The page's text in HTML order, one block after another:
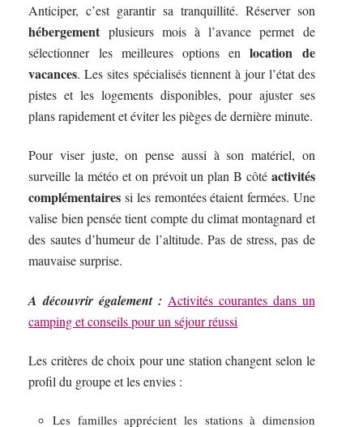
Anticiper, c’est garantir sa tranquillité. Réserver son
hébergement plusieurs mois à l’avance permet de
sélectionner les meilleures options enlocation de
vacances. Les sites spécialisés tiennent à jour l’état des
pistes et les logements disponibles, pour ajuster ses
plans rapidement et éviter les pièges de dernière minute.
Pour viser juste, on pense aussi à son matériel, on
surveille la météo et on prévoit un plan B côté activités
complémentaires si les remontées étaient fermées. Une
valise bien pensée tient compte du climat montagnard et
des sautes d’humeur de l’altitude. Pas de stress, pas de
mauvaise surprise.
A découvrir également : Activités courantes dans un
camping et conseils pour un séjour réussi
Les critères de choix pour une station changent selon le
profil du groupe et les envies :
Les familles apprécient les stations à dimension